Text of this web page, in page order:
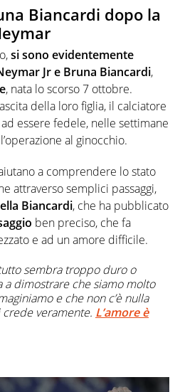
Biancardi dopo la
si sono evidentemente
Jr e Bruna Biancardi,
, nata lo scorso 7 ottobre.
della loro figlia, il calciatore
essere fedele, nelle settimane
al ginocchio.
a comprendere lo stato
attraverso semplici passaggi,
Biancardi, che ha pubblicato
ben preciso, che fa
e ad un amore difficile.
sembra troppo duro o
a dimostrare che siamo molto
e che non c’è nulla
veramente. L’amore è